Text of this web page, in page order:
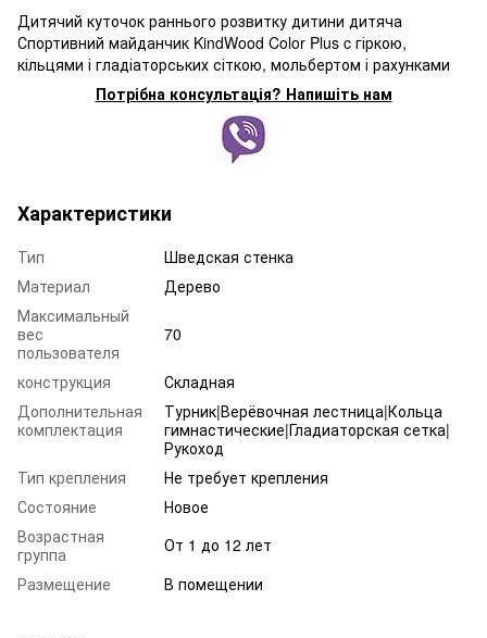
Дитячий куточок раннього розвитку дитини дитяча
Спортивний майданчик KindWood Color Plus c гіркою,
кільцями і гладіаторських сіткою, мольбертом і рахунками
Потрібна консультація? Напишіть нам
Характеристики
Тип
Шведская стенка
Материал
Дерево
Максимальный
вес
пользователя
70
конструкция
Складная
Дополнительная
комплектация
Турник|Верёвочная лестница|Кольца
гимнастические|Гладиаторская сетка|
Рукоход
Тип крепления
Не требует крепления
Состояние
Новое
Возрастная
группа
От 1 до 12 лет
Размещение
В помещении